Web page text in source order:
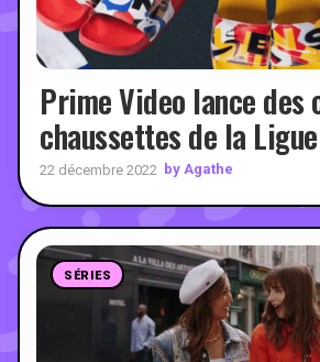
Prime Video lance des
chaussettes de la
22 décembre 2022 by Agathe
SÉRIES